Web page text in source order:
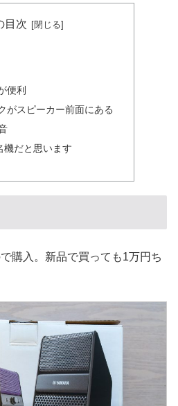
目次
便利
がスピーカー前面にある
機だと思います
購入。新品で買っても1万円ち